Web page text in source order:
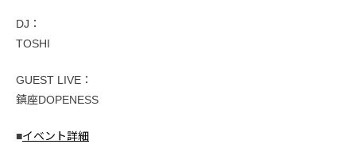
DJ：
TOSHI
GUEST LIVE：
鎮座DOPENESS
■イベント詳細